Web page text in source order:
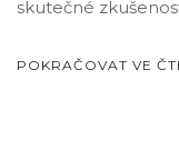
skutečné
POKRAČOVAT VE